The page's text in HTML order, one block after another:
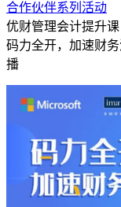
合作伙伴系列活动
优财管理会计提升课
码力全开，加速财
播